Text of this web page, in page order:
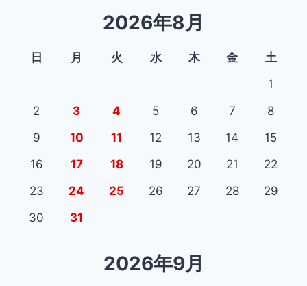
2026年8月
日 月 火 水 木 金
土
1
2
3 4 5 6 7
8
9
10 11 12 13 14
15
16
17 18 19 20 21
22
23
24 25 26 27 28
29
30
31
2026年9月